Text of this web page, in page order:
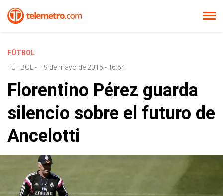
FÚTBOL
FÚTBOL
- 19 de mayo de 2015 - 16:54
Florentino Pérez guarda
silencio sobre el futuro de
Ancelotti